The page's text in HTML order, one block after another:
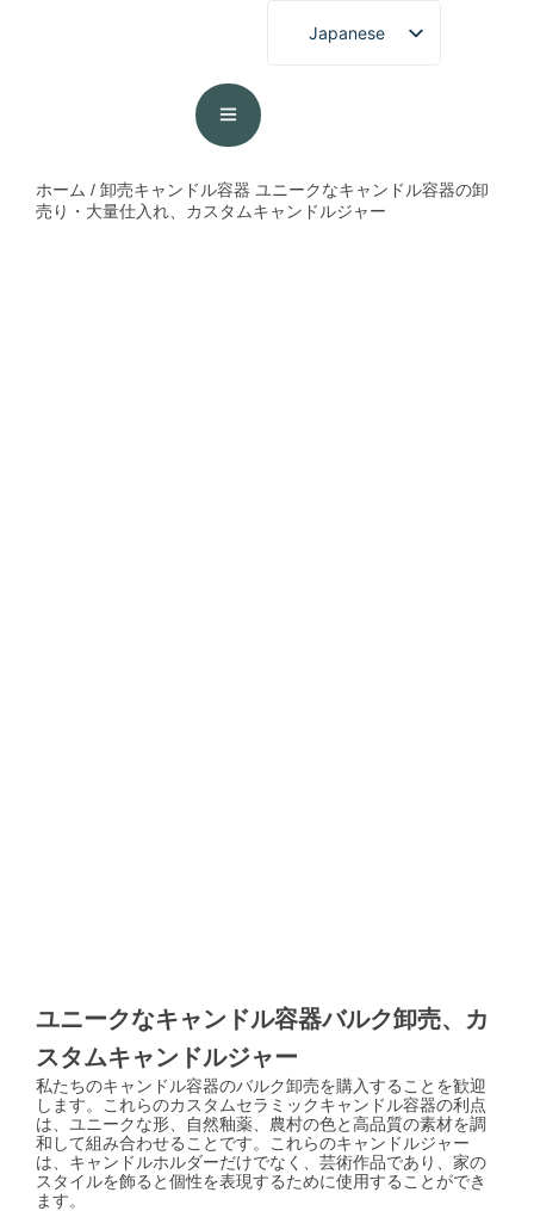
Japanese
English
Spanish
ホーム / 卸売キャンドル容器 ユニークなキャンドル容器の卸
売り・大量仕入れ、カスタムキャンドルジャー
ユニークなキャンドル容器バルク卸売、カ
スタムキャンドルジャー
私たちのキャンドル容器のバルク卸売を購入することを歓迎
します。これらのカスタムセラミックキャンドル容器の利点
は、ユニークな形、自然釉薬、農村の色と高品質の素材を調
和して組み合わせることです。これらのキャンドルジャー
は、キャンドルホルダーだけでなく、芸術作品であり、家の
スタイルを飾ると個性を表現するために使用することができ
ます。